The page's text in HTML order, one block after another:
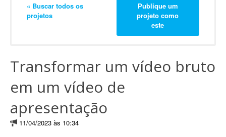
« Buscar todos os
projetos
Publique um
projeto como
este
Transformar um vídeo bruto
em um vídeo de
apresentação
11/04/2023 às 10:34